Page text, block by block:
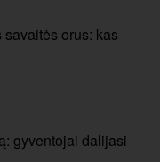
orus: kas
gyventojai dalijasi